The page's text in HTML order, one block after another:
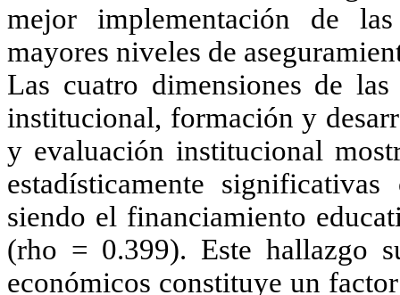
mejor implementación de
mayores niveles de
Las cuatro dimensiones de
institucional, formación y
y evaluación institucional
estadísticamente
siendo el financiamiento
(rho = 0.399). Este hallazgo
económicos constituye un